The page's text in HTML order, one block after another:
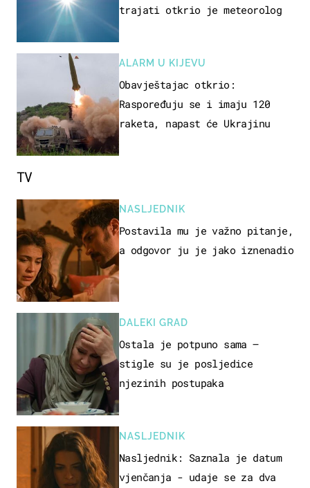
trajati otkrio je meteorolog
ALARM U KIJEVU
Obavještajac otkrio:
Raspoređuju se i imaju 120
raketa, napast će Ukrajinu
TV
NASLJEDNIK
Postavila mu je važno pitanje,
a odgovor ju je jako iznenadio
DALEKI GRAD
Ostala je potpuno sama –
stigle su je posljedice
njezinih postupaka
NASLJEDNIK
Nasljednik: Saznala je datum
vjenčanja - udaje se za dva